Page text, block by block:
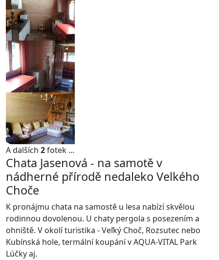
A dalších 2fotek ...
Chata Jasenová - na samotě v
nádherné přírodě nedaleko Velkého
Choče
K pronájmu chata na samostě u lesa nabízí skvělou
rodinnou dovolenou. U chaty pergola s posezením a
ohniště. V okolí turistika - Veľký Choč, Rozsutec nebo
Kubínská hole, termální koupání v AQUA-VITAL Park
Lúčky aj.